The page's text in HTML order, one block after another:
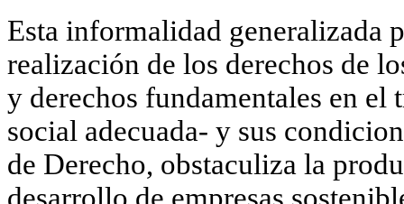
Esta informalidad generalizada
realización de los derechos de
y derechos fundamentales en el
social adecuada- y sus
de Derecho, obstaculiza la